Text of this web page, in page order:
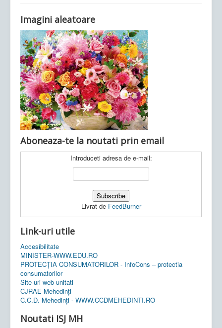
Ultimele articole: Vi, 04.11.2022 -Inspectoratul Școlar
Județean Mehedinți
Imagini aleatoare
Aboneaza-te la noutati prin email
Introduceti adresa de e-mail:
Livrat de FeedBurner
Link-uri utile
Accesibilitate
MINISTER-WWW.EDU.RO
PROTECȚIA CONSUMATORILOR - InfoCons – protectia
consumatorilor
Site-uri web unitati
CJRAE Mehedinți
C.C.D. Mehedinţi - WWW.CCDMEHEDINTI.RO
Noutati ISJ MH